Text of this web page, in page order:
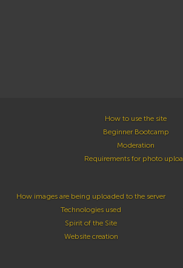
How to use the site
Beginner Bootcamp
Moderation
Requirements for photo
How images are being uploaded to the server
Technologies used
Spirit of the Site
Website creation